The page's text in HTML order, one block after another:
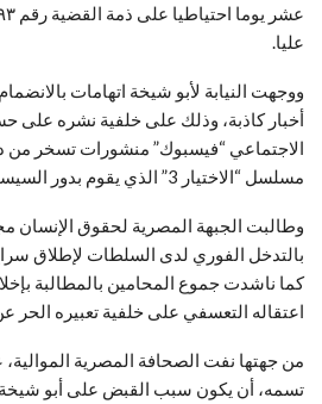
عليا.
ووجهت النيابة لأبو شيخة اتهامات
أخبار كاذبة، وذلك على خلفية نشره على
الاجتماعي “فيسبوك” منشورات تسخر من
مسلسل “الاختيار 3” الذي يقوم بدور السيسي.
وطالبت الجبهة المصرية لحقوق الإنسان
بالتدخل الفوري لدى السلطات لإطلاق
كما ناشدت جموع المحامين بالمطالبة
اعتقاله التعسفي على خلفية تعبيره الحر
من جهتها نفت الصحافة المصرية
تسمه، أن يكون سبب القبض على أبو